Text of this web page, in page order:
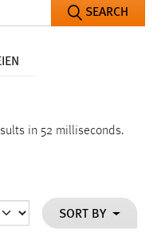
SEARCH
in 52 milliseconds.
SORT BY